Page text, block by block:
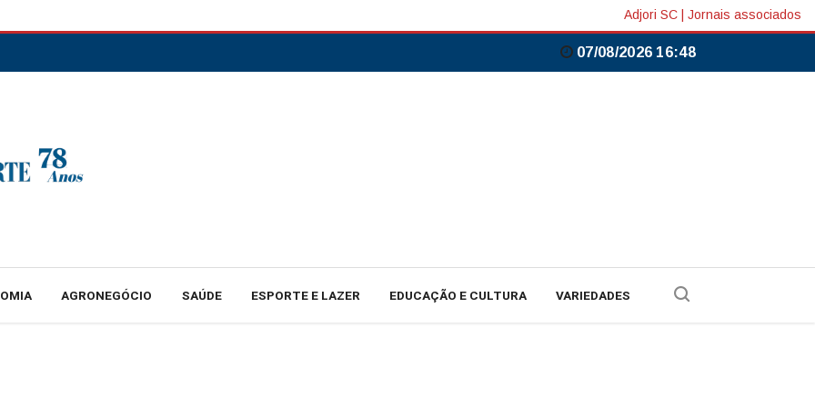
Adjori SC Jornais associados
07/08/2026 16:48
AGRONEGÓCIO SAÚDE ESPORTE E LAZER EDUCAÇÃO E CULTURA VARIEDADES